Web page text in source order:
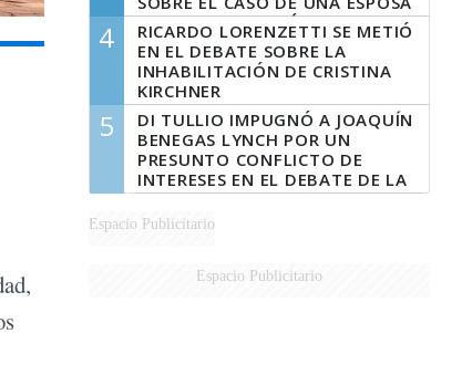
QUE DESCUARTIZÓ A SU
MARIDO
4
RICARDO LORENZETTI SE METIÓ
EN EL DEBATE SOBRE LA
INHABILITACIÓN DE CRISTINA
KIRCHNER
5
DI TULLIO IMPUGNÓ A JOAQUÍN
BENEGAS LYNCH POR UN
PRESUNTO CONFLICTO DE
INTERESES EN EL DEBATE DE LA
LEY DE TIERRAS
Espacio Publicitario
Espacio Publicitario